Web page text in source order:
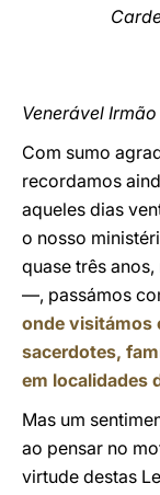
Venerável Irmão
Com sumo
recordamos
aqueles dias
o nosso
quase três
—, passámos
onde visitámos
sacerdotes,
em localidades
Mas um
ao pensar no
virtude destas